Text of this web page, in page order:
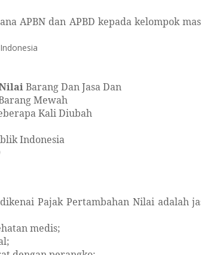
APBN dan APBD kepada kelompok
Barang Dan Jasa Dan
Mewah
Kali Diubah
Indonesia
Pajak Pertambahan Nilai adalah
medis;